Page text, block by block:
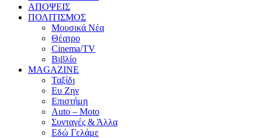
ΑΠΟΨΕΙΣ
ΠΟΛΙΤΙΣΜΟΣ
Μουσικά Νέα
Θέατρο
Cinema/TV
Βιβλίο
MAGAZINE
Ταξίδι
Ευ Ζην
Επιστήμη
Auto – Moto
Συνταγές & Άλλα
Εδώ Γελάμε